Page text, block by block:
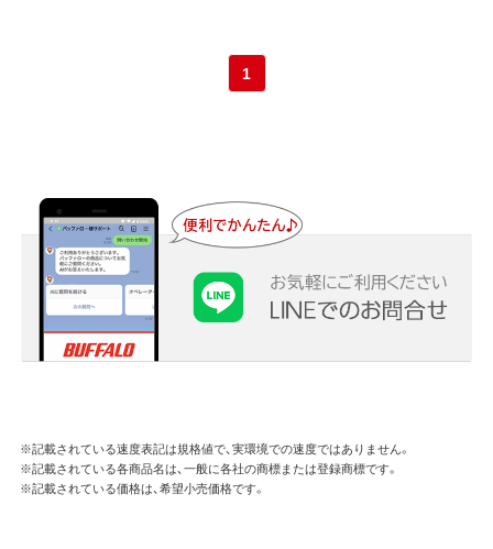
1
※記載されている速度表記は規格値で、実環境での速度ではありません。
※記載されている各商品名は、一般に各社の商標または登録商標です。
※記載されている価格は、希望小売価格です。